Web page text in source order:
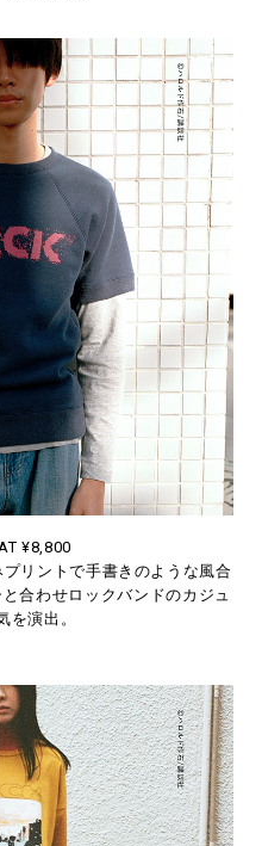
¥8,800
リントで手書きのような風合
合わせロックバンドのカジュ
を演出。